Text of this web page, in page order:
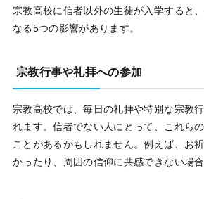
宗教高校に信者以外の生徒が入学すると
なる5つの影響があります。
宗教行事や礼拝への参加
宗教高校では、毎日の礼拝や特別な宗教
れます。信者でない人にとって、これら
ことがあるかもしれません。例えば、お
かったり、周囲の信仰に共感できない場合